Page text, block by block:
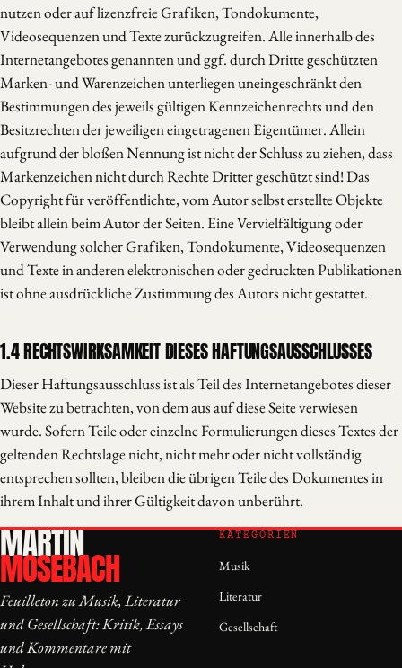
nutzen oder auf lizenzfreie Grafiken, Tondokumente,
Videosequenzen und Texte zurückzugreifen. Alle innerhalb des
Internetangebotes genannten und ggf. durch Dritte geschützten
Marken- und Warenzeichen unterliegen uneingeschränkt den
Bestimmungen des jeweils gültigen Kennzeichenrechts und den
Besitzrechten der jeweiligen eingetragenen Eigentümer. Allein
aufgrund der bloßen Nennung ist nicht der Schluss zu ziehen, dass
Markenzeichen nicht durch Rechte Dritter geschützt sind! Das
Copyright für veröffentlichte, vom Autor selbst erstellte Objekte
bleibt allein beim Autor der Seiten. Eine Vervielfältigung oder
Verwendung solcher Grafiken, Tondokumente, Videosequenzen
und Texte in anderen elektronischen oder gedruckten Publikationen
ist ohne ausdrückliche Zustimmung des Autors nicht gestattet.
1.4 RECHTSWIRKSAMKEIT DIESES HAFTUNGSAUSSCHLUSSES
Dieser Haftungsausschluss ist als Teil des Internetangebotes dieser
Website zu betrachten, von dem aus auf diese Seite verwiesen
wurde. Sofern Teile oder einzelne Formulierungen dieses Textes der
geltenden Rechtslage nicht, nicht mehr oder nicht vollständig
entsprechen sollten, bleiben die übrigen Teile des Dokumentes in
ihrem Inhalt und ihrer Gültigkeit davon unberührt.
MARTIN
MOSEBACH
Feuilleton zu Musik, Literatur
und Gesellschaft: Kritik, Essays
und Kommentare mit
KATEGORIEN
Musik
Literatur
Gesellschaft